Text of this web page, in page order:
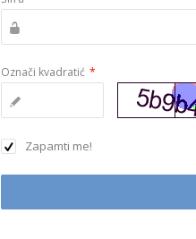
Označi kvadratić *
Zapamti me!